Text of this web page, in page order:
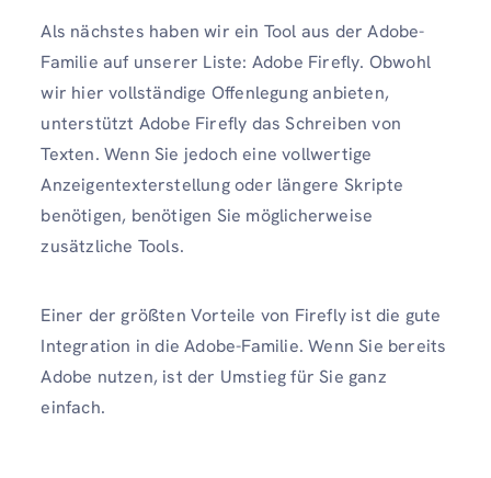
Als nächstes haben wir ein Tool aus der Adobe-
Familie auf unserer Liste: Adobe Firefly. Obwohl
wir hier vollständige Offenlegung anbieten,
unterstützt Adobe Firefly das Schreiben von
Texten. Wenn Sie jedoch eine vollwertige
Anzeigentexterstellung oder längere Skripte
benötigen, benötigen Sie möglicherweise
zusätzliche Tools.
Einer der größten Vorteile von Firefly ist die gute
Integration in die Adobe-Familie. Wenn Sie bereits
Adobe nutzen, ist der Umstieg für Sie ganz
einfach.